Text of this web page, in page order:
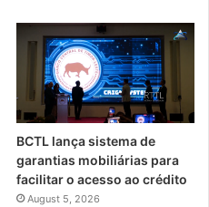
BCTL lança sistema de
garantias mobiliárias para
facilitar o acesso ao crédito
August 5, 2026